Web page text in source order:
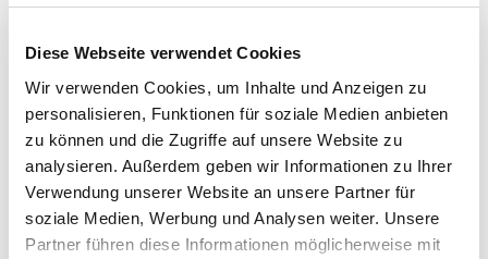
Diese Webseite verwendet Cookies
Wir verwenden Cookies, um Inhalte und Anzeigen zu
personalisieren, Funktionen für soziale Medien anbieten
zu können und die Zugriffe auf unsere Website zu
analysieren. Außerdem geben wir Informationen zu Ihrer
Verwendung unserer Website an unsere Partner für
soziale Medien, Werbung und Analysen weiter. Unsere
Partner führen diese Informationen möglicherweise mit
ausgewogen zu sein. So lernt die Hof Bande, wie man
diese Lebensweise gefällt, wollen sie sie mit anderen
Kindern teilen.
Lernt die Hof-Bande besser
kennen: